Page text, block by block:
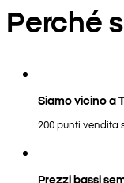
Perché
Siamo vicino a
200 punti vendita
Prezzi bassi